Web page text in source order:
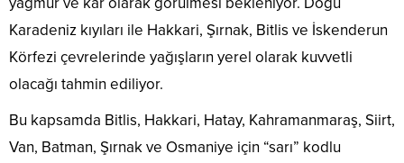
Karadeniz kıyıları ile Hakkari, Şırnak, Bitlis ve İskenderun
Körfezi çevrelerinde yağışların yerel olarak kuvvetli
olacağı tahmin ediliyor.
Bu kapsamda Bitlis, Hakkari, Hatay, Kahramanmaraş, Siirt,
Van, Batman, Şırnak ve Osmaniye için “sarı” kodlu